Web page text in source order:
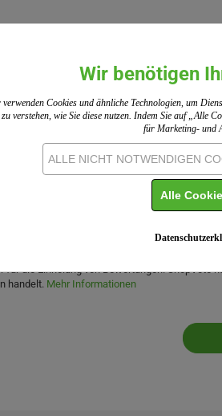
Sie der Erste, der das Produkt bewertet.
die Einholung von Bewertungen. ShopVote
handelt. Mehr Informationen
Wir benötigen
verwenden Cookies und ähnliche Technologien, um
verstehen, wie Sie diese nutzen. Indem Sie auf „Alle
für Marketing- und
ALLE NICHT NOTWENDIGEN
Alle